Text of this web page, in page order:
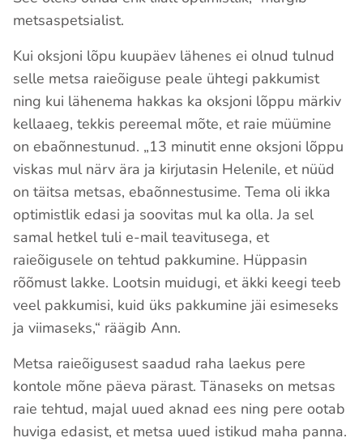
metsaspetsialist.
Kui oksjoni lõpu kuupäev lähenes ei olnud tulnud
selle metsa raieõiguse peale ühtegi pakkumist
ning kui lähenema hakkas ka oksjoni lõppu märkiv
kellaaeg, tekkis pereemal mõte, et raie müümine
on ebaõnnestunud. „13 minutit enne oksjoni lõppu
viskas mul närv ära ja kirjutasin Helenile, et nüüd
on täitsa metsas, ebaõnnestusime. Tema oli ikka
optimistlik edasi ja soovitas mul ka olla. Ja sel
samal hetkel tuli e-mail teavitusega, et
raieõigusele on tehtud pakkumine. Hüppasin
rõõmust lakke. Lootsin muidugi, et äkki keegi teeb
veel pakkumisi, kuid üks pakkumine jäi esimeseks
ja viimaseks,“ räägib Ann.
Metsa raieõigusest saadud raha laekus pere
kontole mõne päeva pärast. Tänaseks on metsas
raie tehtud, majal uued aknad ees ning pere ootab
huviga edasist, et metsa uued istikud maha panna.